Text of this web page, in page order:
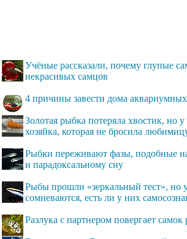
Учёные рассказали, почему глупые
некрасивых самцов
4 причины завести дома
Золотая рыбка потеряла хвостик, но у
хозяйка, которая не бросила
Рыбки переживают фазы, подобные
и парадоксальному сну
Рыбы прошли «зеркальный тест», но
сомневаются, есть ли у них
Разлука с партнером повергает